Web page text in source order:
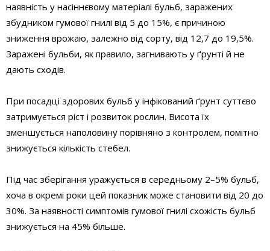
наявність у насіннєвому матеріалі бульб, заражених
збудником гумової гнилі від 5 до 15%, є причиною
зниження врожаю, залежно від сорту, від 12,7 до 19,5%.
Заражені бульби, як правило, загнивають у ґрунті й не
дають сходів.
При посадці здорових бульб у інфікований ґрунт суттєво
затримується ріст і розвиток рослин. Висота їх
зменшується наполовину порівняно з контролем, помітно
знижується кількість стебел.
Під час зберігання уражується в середньому 2–5% бульб,
хоча в окремі роки цей показник може становити від 20 до
30%. За наявності симптомів гумової гнилі схожість бульб
знижується на 45% більше.